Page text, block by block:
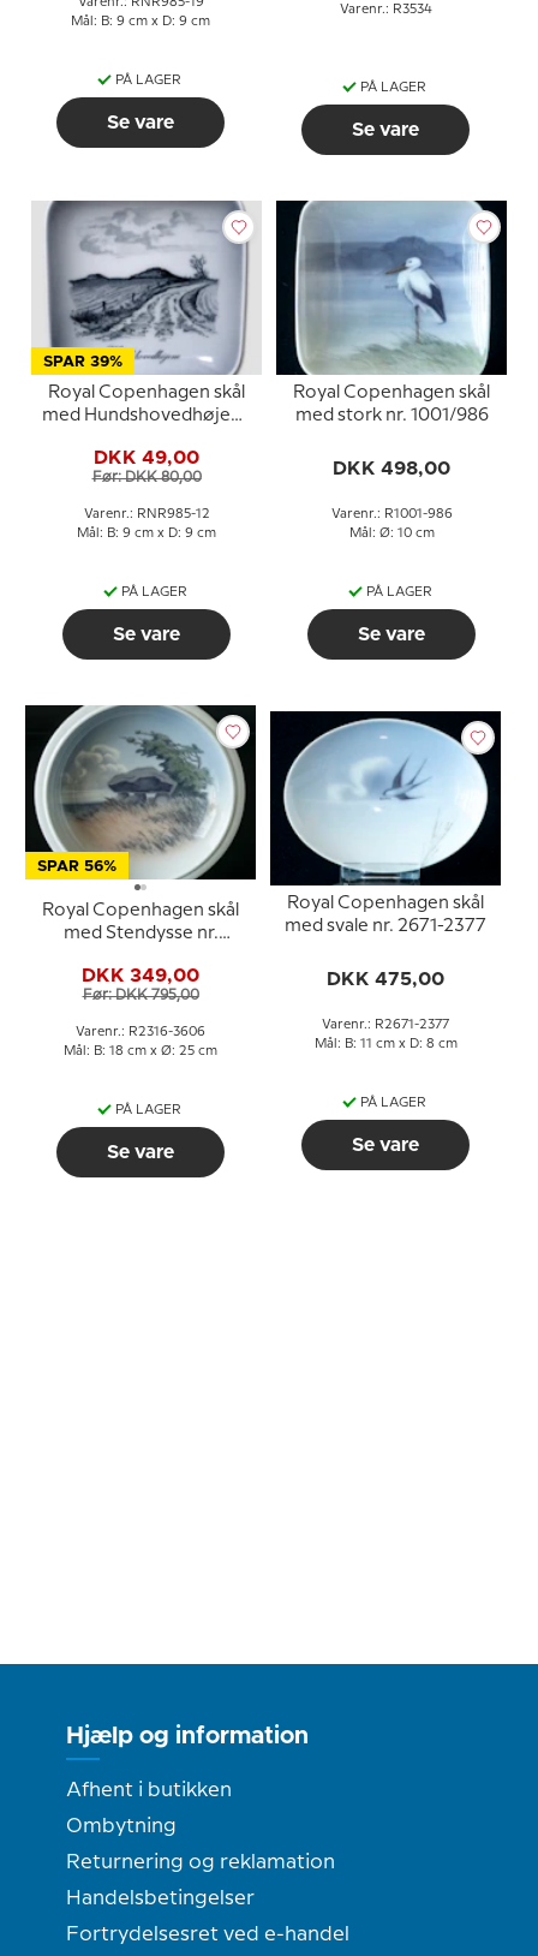
Varenr.: RNR985-19
Mål: B: 9 cm x D: 9 cm
PÅ LAGER
Se vare
Varenr.: R3534
PÅ LAGER
Se vare
SPAR 39%
Royal Copenhagen skål
med Hundshovedhøjene
DKK 49,00
Før: DKK 80,00
Varenr.: RNR985-12
Mål: B: 9 cm x D: 9 cm
PÅ LAGER
Se vare
Royal Copenhagen skål
med stork nr. 1001/986
DKK 498,00
Varenr.: R1001-986
Mål: Ø: 10 cm
PÅ LAGER
Se vare
SPAR 56%
Royal Copenhagen skål
med Stendysse nr.
DKK 349,00
Før: DKK 795,00
Varenr.: R2316-3606
Mål: B: 18 cm x Ø: 25 cm
PÅ LAGER
Se vare
Royal Copenhagen skål
med svale nr. 2671-2377
DKK 475,00
Varenr.: R2671-2377
Mål: B: 11 cm x D: 8 cm
PÅ LAGER
Se vare
Hjælp og information
Afhent i butikken
Ombytning
Returnering og reklamation
Handelsbetingelser
Fortrydelsesret ved e-handel